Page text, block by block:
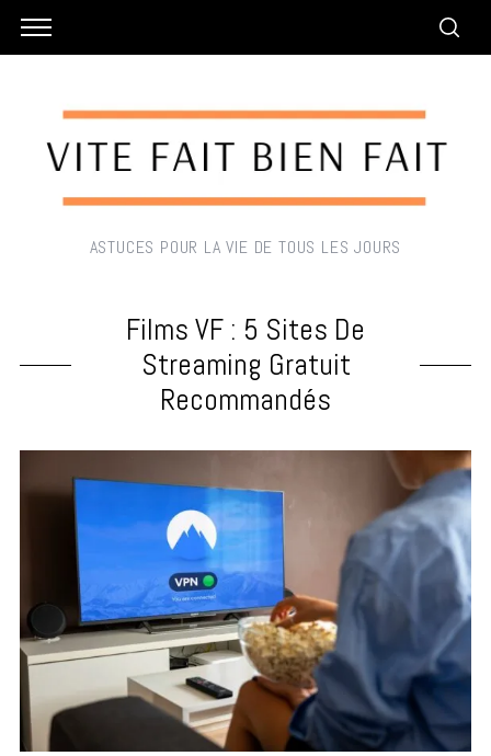
ASTUCES POUR LA VIE DE TOUS LES JOURS
Films VF : 5 Sites De
Streaming Gratuit
Recommandés